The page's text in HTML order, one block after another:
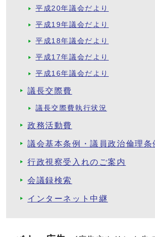
平成20年議会だより
平成19年議会だより
平成18年議会だより
平成17年議会だより
平成16年議会だより
議長交際費
議長交際費執行状況
政務活動費
議会基本条例・議員政治倫理条
行政視察受入れのご案内
会議録検索
インターネット中継